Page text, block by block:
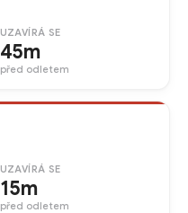
UZAVÍRÁ SE
45m
před odletem
UZAVÍRÁ SE
15m
před odletem